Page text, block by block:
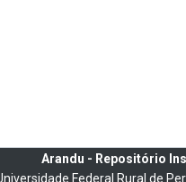
Arandu - Repositório
Federal Rural de